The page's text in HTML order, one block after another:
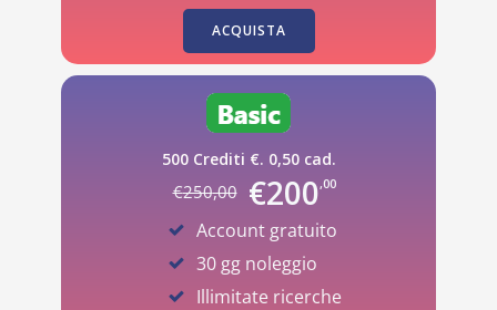
ACQUISTA
500 Crediti €. 0,50 cad.
€250,00 €200,00
Account gratuito
30 gg noleggio
Illimitate ricerche